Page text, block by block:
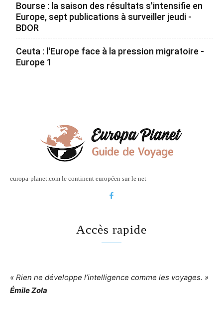
Bourse : la saison des résultats s'intensifie en
Europe, sept publications à surveiller jeudi -
BDOR
Ceuta : l'Europe face à la pression migratoire -
Europe 1
europa-planet.com le continent européen sur le net
Accès rapide
« Rien ne développe l’intelligence comme les voyages. »
Émile Zola